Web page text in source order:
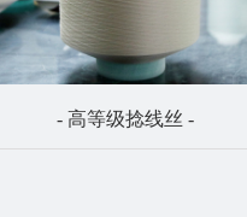
- 高等级捻线丝 -